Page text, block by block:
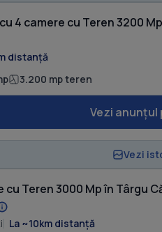
4 camere cu Teren 3200
distanță
3.200 mp teren
Vezi anunțul
Vezi
cu Teren 3000 Mp în Târgu
La ~10km distanță